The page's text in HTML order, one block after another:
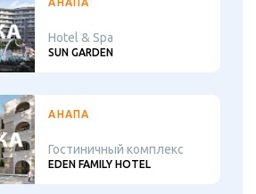
Hotel & Spa
SUN GARDEN
АНАПА
Гостиничный комплекс
EDEN FAMILY HOTEL